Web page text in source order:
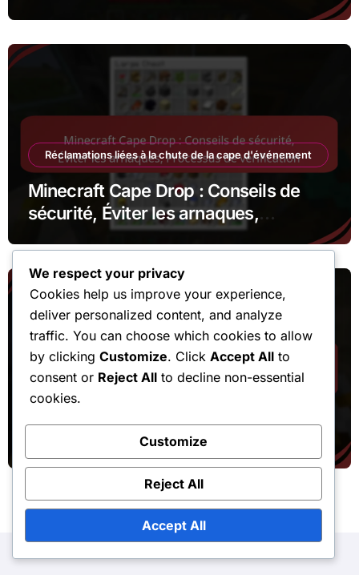
Réclamations liées à la chute de la cape d'événement
Minecraft Cape Drop : Conseils de
sécurité, Éviter les arnaques,
Processus de vérification
Procédures de réclamation de jetons de marché
skins, packs de textures, mondes
We respect your privacy
Cookies help us improve your experience,
deliver personalized content, and analyze
traffic. You can choose which cookies to allow
by clicking Customize. Click Accept All to
consent or Reject All to decline non-essential
cookies.
Customize
Reject All
Accept All